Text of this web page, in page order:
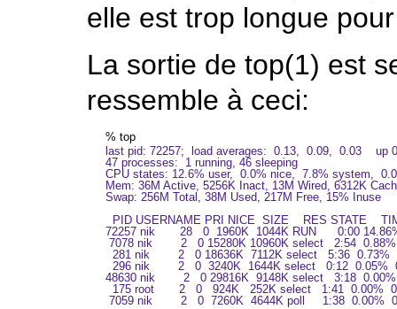
elle est trop longue
La sortie de top(1) est
ressemble à ceci:
% top
last pid: 72257;  load averages:  0.13,  0.09,  0.03    up
47 processes:  1 running, 46 sleeping
CPU states: 12.6% user,  0.0% nice,  7.8% system,
Mem: 36M Active, 5256K Inact, 13M Wired, 6312K
Swap: 256M Total, 38M Used, 217M Free, 15% Inuse
PID USERNAME PRI NICE  SIZE    RES STATE
72257 nik       28   0  1960K  1044K RUN      0:00
7078 nik        2   0 15280K 10960K select   2:54
281 nik        2   0 18636K  7112K select   5:36
296 nik        2   0  3240K  1644K select   0:12
48630 nik        2   0 29816K  9148K select   3:18
175 root       2   0   924K   252K select   1:41  0.00%
7059 nik        2   0  7260K  4644K poll     1:38  0.00%